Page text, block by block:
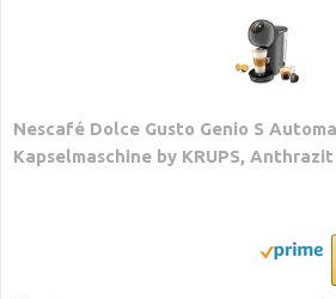
Nescafé Dolce Gusto Genio S
Kapselmaschine by KRUPS, Anthrazit